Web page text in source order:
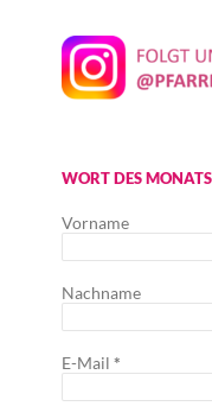
WORT DES
Vorname
Nachname
E-Mail *